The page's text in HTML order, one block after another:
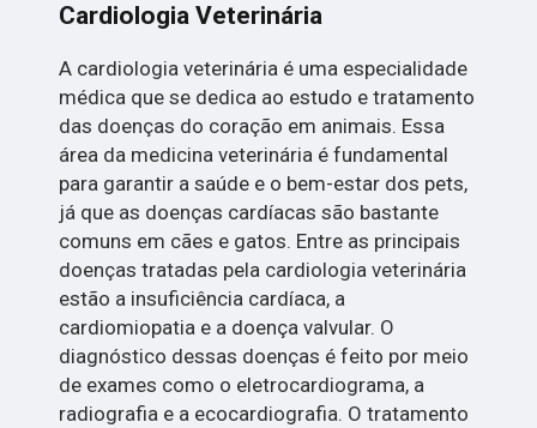
Cardiologia Veterinária
A cardiologia veterinária é uma especialidade
médica que se dedica ao estudo e tratamento
das doenças do coração em animais. Essa
área da medicina veterinária é fundamental
para garantir a saúde e o bem-estar dos pets,
já que as doenças cardíacas são bastante
comuns em cães e gatos. Entre as principais
doenças tratadas pela cardiologia veterinária
estão a insuficiência cardíaca, a
cardiomiopatia e a doença valvular. O
diagnóstico dessas doenças é feito por meio
de exames como o eletrocardiograma, a
radiografia e a ecocardiografia. O tratamento